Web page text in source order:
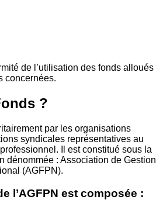
de l’utilisation des fonds alloués
concernées.
?
par les organisations
syndicales représentatives au
Il est constitué sous la
dénommée : Association de Gestion
(AGFPN).
l’AGFPN est composée :